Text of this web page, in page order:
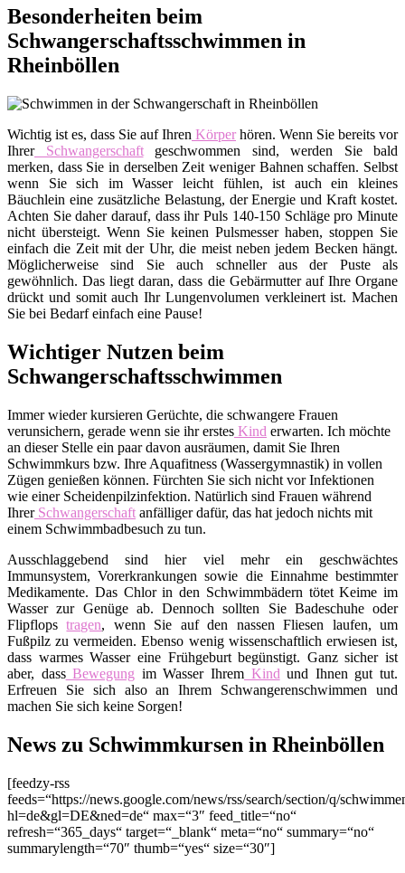
Besonderheiten beim
Schwangerschaftsschwimmen in
Rheinböllen
Wichtig ist es, dass Sie auf Ihren Körperhören. Wenn Sie bereits vor
IhrerSchwangerschaftgeschwommen sind, werden Sie bald
merken, dass Sie in derselben Zeit weniger Bahnen schaffen. Selbst
wenn Sie sich im Wasser leicht fühlen, ist auch ein kleines
Bäuchlein eine zusätzliche Belastung, der Energie und Kraft kostet.
Achten Sie daher darauf, dass ihr Puls 140-150 Schläge pro Minute
nicht übersteigt. Wenn Sie keinen Pulsmesser haben, stoppen Sie
einfach die Zeit mit der Uhr, die meist neben jedem Becken hängt.
Möglicherweise sind Sie auch schneller aus der Puste als
gewöhnlich. Das liegt daran, dass die Gebärmutter auf Ihre Organe
drückt und somit auch Ihr Lungenvolumen verkleinert ist. Machen
Sie bei Bedarf einfach eine Pause!
Wichtiger Nutzen beim
Schwangerschaftsschwimmen
Immer wieder kursieren Gerüchte, die schwangere Frauen
verunsichern, gerade wenn sie ihr erstes Kind erwarten. Ich möchte
an dieser Stelle ein paar davon ausräumen, damit Sie Ihren
Schwimmkurs bzw. Ihre Aquafitness (Wassergymnastik) in vollen
Zügen genießen können. Fürchten Sie sich nicht vor Infektionen
wie einer Scheidenpilzinfektion. Natürlich sind Frauen während
IhrerSchwangerschaft anfälliger dafür, das hat jedoch nichts mit
einem Schwimmbadbesuch zu tun.
Ausschlaggebend sind hier viel mehr ein geschwächtes
Immunsystem, Vorerkrankungen sowie die Einnahme bestimmter
Medikamente. Das Chlor in den Schwimmbädern tötet Keime im
Wasser zur Genüge ab. Dennoch sollten Sie Badeschuhe oder
Flipflopstragen, wenn Sie auf den nassen Fliesen laufen, um
Fußpilz zu vermeiden. Ebenso wenig wissenschaftlich erwiesen ist,
dass warmes Wasser eine Frühgeburt begünstigt. Ganz sicher ist
aber, dassBewegung im Wasser Ihrem Kind und Ihnen gut tut.
Erfreuen Sie sich also an Ihrem Schwangerenschwimmen und
machen Sie sich keine Sorgen!
News zu Schwimmkursen in Rheinböllen
[feedzy-rss
feeds=“https://news.google.com/news/rss/search/section/q/
hl=de&gl=DE&ned=de“ max=“3″ feed_title=“no“
refresh=“365_days“ target=“_blank“ meta=“no“ summary=“no“
summarylength=“70″ thumb=“yes“ size=“30″]